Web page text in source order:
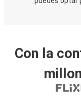
Con la